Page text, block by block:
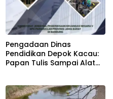
Pengadaan Dinas
Pendidikan Depok Kacau:
Papan Tulis Sampai Alat
Disembunyikan!